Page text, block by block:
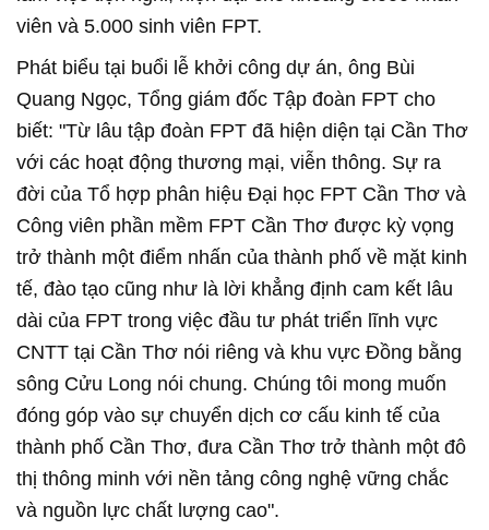
viên và 5.000 sinh viên FPT.
Phát biểu tại buổi lễ khởi công dự án, ông Bùi
Quang Ngọc, Tổng giám đốc Tập đoàn FPT cho
biết: "Từ lâu tập đoàn FPT đã hiện diện tại Cần Thơ
với các hoạt động thương mại, viễn thông. Sự ra
đời của Tổ hợp phân hiệu Đại học FPT Cần Thơ và
Công viên phần mềm FPT Cần Thơ được kỳ vọng
trở thành một điểm nhấn của thành phố về mặt kinh
tế, đào tạo cũng như là lời khẳng định cam kết lâu
dài của FPT trong việc đầu tư phát triển lĩnh vực
CNTT tại Cần Thơ nói riêng và khu vực Đồng bằng
sông Cửu Long nói chung. Chúng tôi mong muốn
đóng góp vào sự chuyển dịch cơ cấu kinh tế của
thành phố Cần Thơ, đưa Cần Thơ trở thành một đô
thị thông minh với nền tảng công nghệ vững chắc
và nguồn lực chất lượng cao".